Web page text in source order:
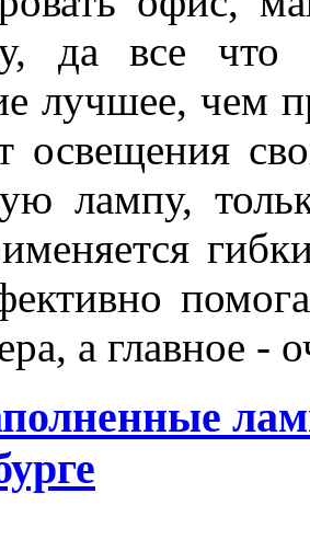
да все
лучшее, чем
освещения
лампу,
а главное